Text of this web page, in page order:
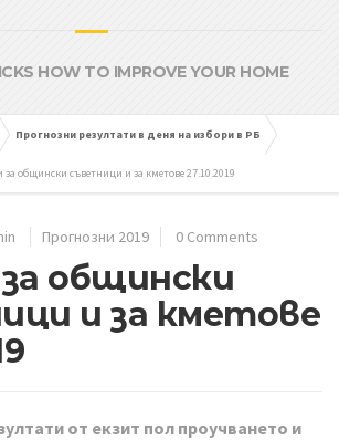
HOW TO IMPROVE YOUR HOME
Прогнозни резултати в деня на избори в РБ
за общински съветници и за кметове 27.10.2019
Прогнозни 2019 0 Comments
общински
и за кметове
от екзит пол проучването и